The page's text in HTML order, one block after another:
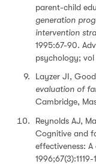
parent-child
generation
intervention
1995:67-90.
psychology; vol
Layzer JI,
evaluation of
Cambridge,
Reynolds AJ,
Cognitive and
effectiveness:
1996;67(3):1119-